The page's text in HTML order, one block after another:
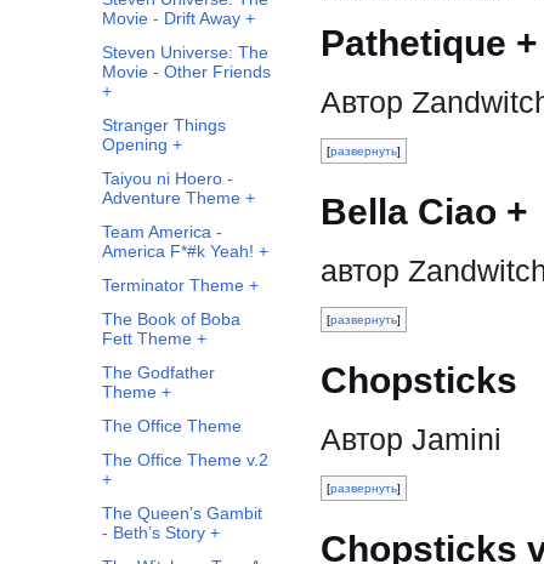
Movie - Drift Away +
Steven Universe: The
Movie - Other Friends
+
Stranger Things
Opening +
Taiyou ni Hoero -
Adventure Theme +
Team America -
America F*#k Yeah! +
Terminator Theme +
The Book of Boba
Fett Theme +
The Godfather
Theme +
The Office Theme
The Office Theme v.2
+
The Queen’s Gambit
- Beth’s Story +
Pathetique +
Автор
развернуть
Bella Ciao +
автор
развернуть
Chopsticks
Автор Jamini
развернуть
Chopsticks